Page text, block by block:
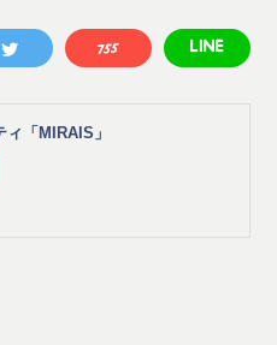
「MIRAIS」